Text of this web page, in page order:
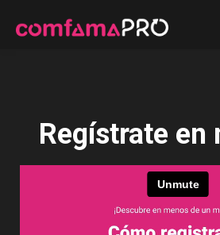
Regístrate en